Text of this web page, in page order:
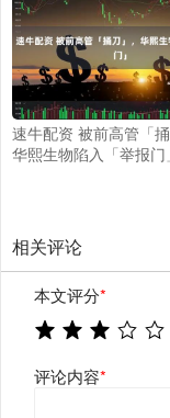
速牛配资 被前高管「捅
华熙生物陷入「举报门
相关评论
本文评分*
评论内容*